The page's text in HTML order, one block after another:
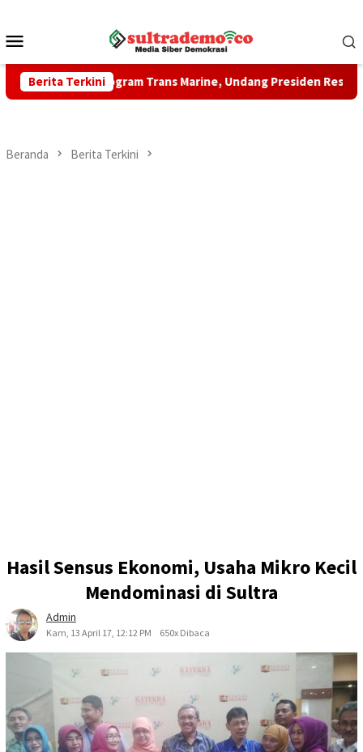
konten
Mobile
Berita Terkini
Program Trans Marine, Undang Presiden Resmikan
Beranda Berita Terkini
Hasil Sensus Ekonomi, Usaha Mikro Kecil
Mendominasi di Sultra
Admin
Kam, 13 April 17, 12:12 PM 650x Dibaca